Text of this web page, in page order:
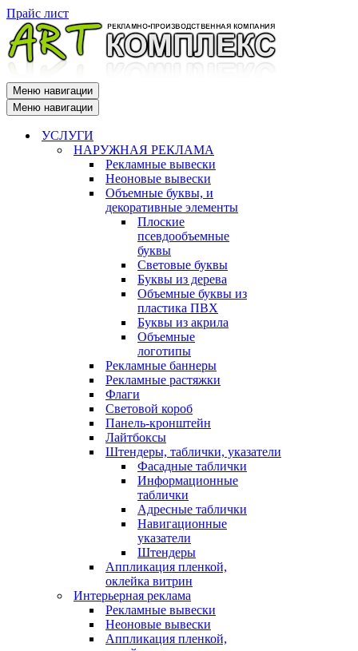
Прайс лист
Меню навигации
Меню навигации
УСЛУГИ
НАРУЖНАЯ РЕКЛАМА
Рекламные вывески
Неоновые вывески
Объемные буквы, и
декоративные элементы
Плоские
псевдообъемные
буквы
Световые буквы
Буквы из дерева
Объемные буквы из
пластика ПВХ
Буквы из акрила
Объемные
логотипы
Рекламные баннеры
Рекламные растяжки
Флаги
Световой короб
Панель-кронштейн
Лайтбоксы
Штендеры, таблички, указатели
Фасадные таблички
Информационные
таблички
Адресные таблички
Навигационные
указатели
Штендеры
Аппликация пленкой,
оклейка витрин
Интерьерная реклама
Рекламные вывески
Неоновые вывески
Аппликация пленкой,